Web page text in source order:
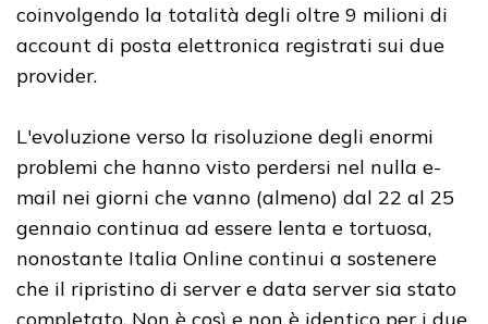
coinvolgendo la totalità degli oltre 9 milioni di
account di posta elettronica registrati sui due
provider.
L'evoluzione verso la risoluzione degli enormi
problemi che hanno visto perdersi nel nulla e-
mail nei giorni che vanno (almeno) dal 22 al 25
gennaio continua ad essere lenta e tortuosa,
nonostante Italia Online continui a sostenere
che il ripristino di server e data server sia stato
completato. Non è così e non è identico per i due